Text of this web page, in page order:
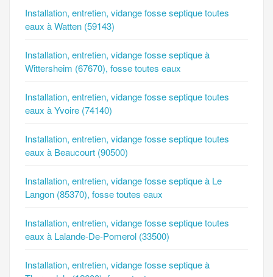
Installation, entretien, vidange fosse septique toutes
eaux à Watten (59143)
Installation, entretien, vidange fosse septique à
Wittersheim (67670), fosse toutes eaux
Installation, entretien, vidange fosse septique toutes
eaux à Yvoire (74140)
Installation, entretien, vidange fosse septique toutes
eaux à Beaucourt (90500)
Installation, entretien, vidange fosse septique à Le
Langon (85370), fosse toutes eaux
Installation, entretien, vidange fosse septique toutes
eaux à Lalande-De-Pomerol (33500)
Installation, entretien, vidange fosse septique à